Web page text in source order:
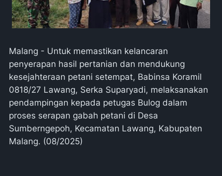
Malang - Untuk memastikan kelancaran
penyerapan hasil pertanian dan mendukung
kesejahteraan petani setempat, Babinsa Koramil
0818/27 Lawang, Serka Suparyadi, melaksanakan
pendampingan kepada petugas Bulog dalam
proses serapan gabah petani di Desa
Sumberngepoh, Kecamatan Lawang, Kabupaten
Malang. (08/2025)